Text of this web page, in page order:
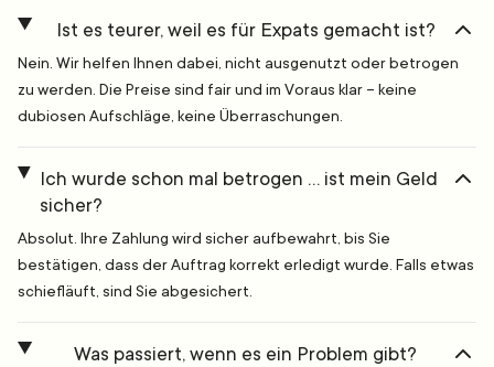
Ist es teurer, weil es für Expats gemacht ist?
Nein. Wir helfen Ihnen dabei, nicht ausgenutzt oder betrogen
zu werden. Die Preise sind fair und im Voraus klar – keine
dubiosen Aufschläge, keine Überraschungen.
Ich wurde schon mal betrogen … ist mein Geld
sicher?
Absolut. Ihre Zahlung wird sicher aufbewahrt, bis Sie
bestätigen, dass der Auftrag korrekt erledigt wurde. Falls etwas
schiefläuft, sind Sie abgesichert.
Was passiert, wenn es ein Problem gibt?